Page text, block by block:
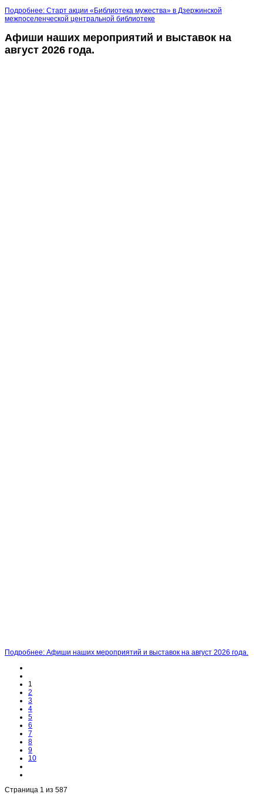
Подробнее: Старт акции «Библиотека мужества» в Дзержинской
межпоселенческой центральной библиотеке
Афиши наших мероприятий и выставок на
август 2026 года.
Подробнее: Афиши наших мероприятий и выставок на август 2026 года.
1
2
3
4
5
6
7
8
9
10
Страница 1 из 587